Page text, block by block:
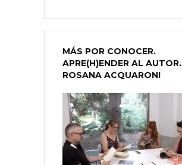
MÁS POR CONOCER.
APRE(H)ENDER AL AUTOR.
ROSANA ACQUARONI